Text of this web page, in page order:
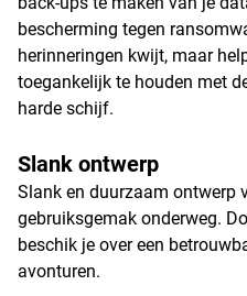
bescherming tegen
herinneringen kwijt, maar
toegankelijk te houden met
harde schijf.
Slank ontwerp
Slank en duurzaam ontwerp
gebruiksgemak onderweg.
beschik je over een
avonturen.